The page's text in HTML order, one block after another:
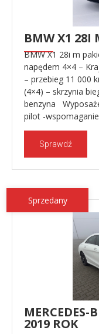
BMW X1 28I
BMW X1 28i m
napędem 4×4 –
– przebieg 11 000
(4×4) – skrzynia
benzyna
pilot -
Sprawdź
Sprzedany
MERCEDES-
2019 ROK